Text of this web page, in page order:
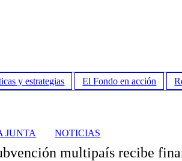
y estrategias El Fondo en acción
JUNTA NOTICIAS
multipaís recibe